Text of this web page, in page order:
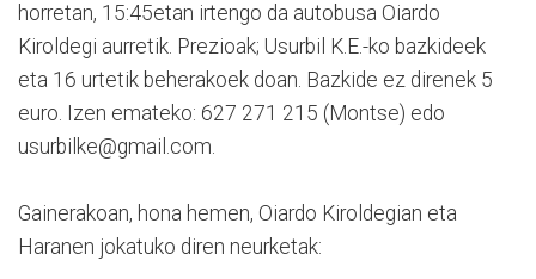
horretan, 15:45etan irtengo da autobusa Oiardo
Kiroldegi aurretik. Prezioak; Usurbil K.E.-ko bazkideek
eta 16 urtetik beherakoek doan. Bazkide ez direnek 5
euro. Izen emateko: 627 271 215 (Montse) edo
usurbilke@gmail.com.
Gainerakoan, hona hemen, Oiardo Kiroldegian eta
Haranen jokatuko diren neurketak: